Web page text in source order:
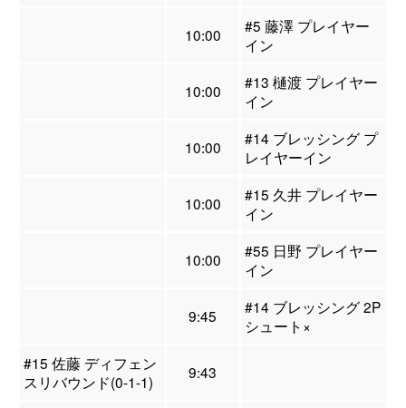
10:00
#5 藤澤 プレイヤー
イン
10:00
#13 樋渡 プレイヤー
イン
10:00
#14 ブレッシング プ
レイヤーイン
10:00
#15 久井 プレイヤー
イン
10:00
#55 日野 プレイヤー
イン
9:45
#14 ブレッシング 2P
シュート×
#15 佐藤 ディフェン
スリバウンド(0-1-1)
9:43